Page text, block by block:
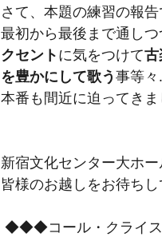
さて、本題の練習の報
最初から最後まで通し
クセントに気をつけて
を豊かにして歌う事等々
本番も間近に迫ってき
新宿文化センター大ホ
皆様のお越しをお待ちし
◆◆◆コール・クライ